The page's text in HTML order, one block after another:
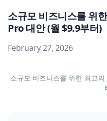
소규모 비즈니스를 위
Pro 대안 (월 $9.9부터)
February 27, 2026
소규모 비즈니스를 위한 최고